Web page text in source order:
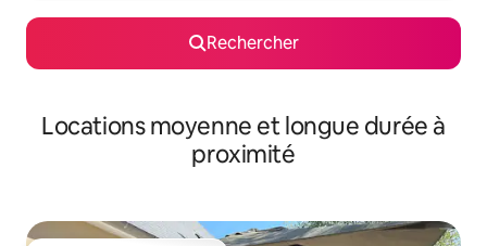
Rechercher
Locations moyenne et longue durée à
proximité